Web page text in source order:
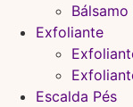
Bálsamo
Exfoliante
Escalda Pés